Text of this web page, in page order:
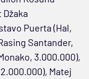
Puerta (Hal,
Santander,
3.000.000),
Matej